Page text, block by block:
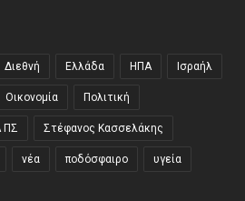
Διεθνή Ελλάδα ΗΠΑ Ισραήλ
Οικονομία Πολιτική
ΠΣ Στέφανος Κασσελάκης
νέα ποδόσφαιρο υγεία